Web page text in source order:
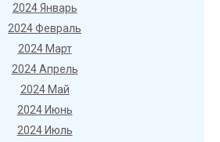
2024 Январь
2024 Февраль
2024 Март
2024 Апрель
2024 Май
2024 Июнь
2024 Июль